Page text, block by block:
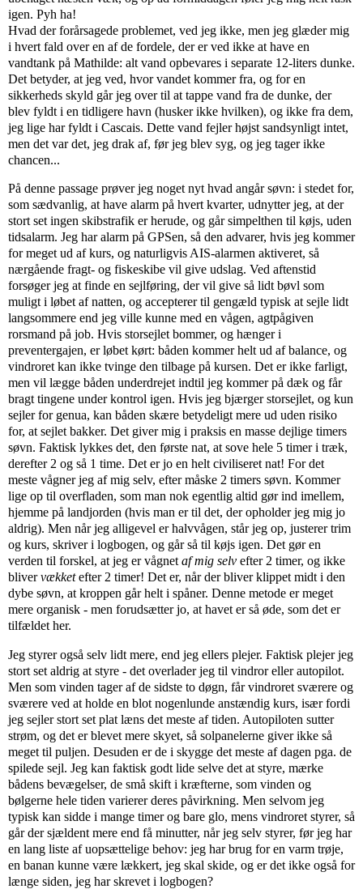
igen. Pyh ha!
Hvad der forårsagede problemet, ved jeg ikke, men jeg glæder mig
i hvert fald over en af de fordele, der er ved ikke at have en
vandtank på Mathilde: alt vand opbevares i separate 12-liters dunke.
Det betyder, at jeg ved, hvor vandet kommer fra, og for en
sikkerheds skyld går jeg over til at tappe vand fra de dunke, der
blev fyldt i en tidligere havn (husker ikke hvilken), og ikke fra dem,
jeg lige har fyldt i Cascais. Dette vand fejler højst sandsynligt intet,
men det var det, jeg drak af, før jeg blev syg, og jeg tager ikke
chancen...
På denne passage prøver jeg noget nyt hvad angår søvn: i stedet for,
som sædvanlig, at have alarm på hvert kvarter, udnytter jeg, at der
stort set ingen skibstrafik er herude, og går simpelthen til køjs, uden
tidsalarm. Jeg har alarm på GPSen, så den advarer, hvis jeg kommer
for meget ud af kurs, og naturligvis AIS-alarmen aktiveret, så
nærgående fragt- og fiskeskibe vil give udslag. Ved aftenstid
forsøger jeg at finde en sejlføring, der vil give så lidt bøvl som
muligt i løbet af natten, og accepterer til gengæld typisk at sejle lidt
langsommere end jeg ville kunne med en vågen, agtpågiven
rorsmand på job. Hvis storsejlet bommer, og hænger i
preventergajen, er løbet kørt: båden kommer helt ud af balance, og
vindroret kan ikke tvinge den tilbage på kursen. Det er ikke farligt,
men vil lægge båden underdrejet indtil jeg kommer på dæk og får
bragt tingene under kontrol igen. Hvis jeg bjærger storsejlet, og kun
sejler for genua, kan båden skære betydeligt mere ud uden risiko
for, at sejlet bakker. Det giver mig i praksis en masse dejlige timers
søvn. Faktisk lykkes det, den første nat, at sove hele 5 timer i træk,
derefter 2 og så 1 time. Det er jo en helt civiliseret nat! For det
meste vågner jeg af mig selv, efter måske 2 timers søvn. Kommer
lige op til overfladen, som man nok egentlig altid gør ind imellem,
hjemme på landjorden (hvis man er til det, der opholder jeg mig jo
aldrig). Men når jeg alligevel er halvvågen, står jeg op, justerer trim
og kurs, skriver i logbogen, og går så til køjs igen. Det gør en
verden til forskel, at jeg er vågnet af mig selv efter 2 timer, og ikke
blivervækketefter 2 timer! Det er, når der bliver klippet midt i den
dybe søvn, at kroppen går helt i spåner. Denne metode er meget
mere organisk - men forudsætter jo, at havet er så øde, som det er
tilfældet her.
Jeg styrer også selv lidt mere, end jeg ellers plejer. Faktisk plejer jeg
stort set aldrig at styre - det overlader jeg til vindror eller autopilot.
Men som vinden tager af de sidste to døgn, får vindroret sværere og
sværere ved at holde en blot nogenlunde anstændig kurs, især fordi
jeg sejler stort set plat læns det meste af tiden. Autopiloten sutter
strøm, og det er blevet mere skyet, så solpanelerne giver ikke så
meget til puljen. Desuden er de i skygge det meste af dagen pga. de
spilede sejl. Jeg kan faktisk godt lide selve det at styre, mærke
bådens bevægelser, de små skift i kræfterne, som vinden og
bølgerne hele tiden varierer deres påvirkning. Men selvom jeg
typisk kan sidde i mange timer og bare glo, mens vindroret styrer, så
går der sjældent mere end få minutter, når jeg selv styrer, før jeg har
en lang liste af uopsættelige behov: jeg har brug for en varm trøje,
en banan kunne være lækkert, jeg skal skide, og er det ikke også for
længe siden, jeg har skrevet i logbogen?